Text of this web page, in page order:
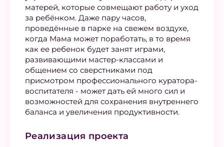
матерей, которые совмещают работу и уход
за ребёнком. Даже пару часов,
проведённые в парке на свежем воздухе,
когда Мама может поработать, в то время
как ее ребенок будет занят играми,
развивающими мастер-классами и
общением со сверстниками под
присмотром профессионального куратора-
воспитателя - может дать ей много сил и
возможностей для сохранения внутреннего
баланса и увеличения продуктивности.
Реализация проекта